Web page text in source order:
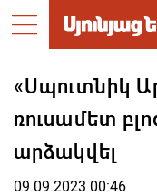
«Սպուտնիկ
ռուսամետ
արձակվել
09.09.2023 00:46